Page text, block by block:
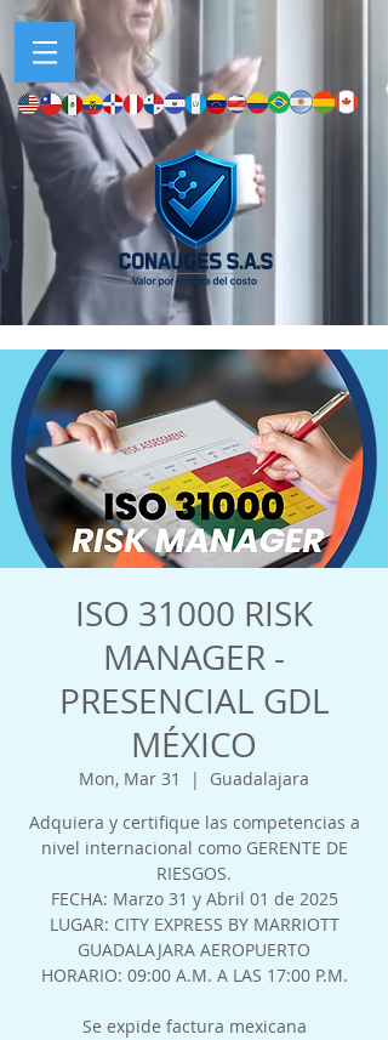
ISO 31000 RISK
MANAGER -
PRESENCIAL GDL
MÉXICO
Mon, Mar 31
  |
Guadalajara
Adquiera y certifique las competencias a
nivel internacional como GERENTE DE
RIESGOS.
FECHA: Marzo 31 y Abril 01 de 2025
LUGAR: CITY EXPRESS BY MARRIOTT
GUADALAJARA AEROPUERTO
HORARIO: 09:00 A.M. A LAS 17:00 P.M.
Se expide factura mexicana